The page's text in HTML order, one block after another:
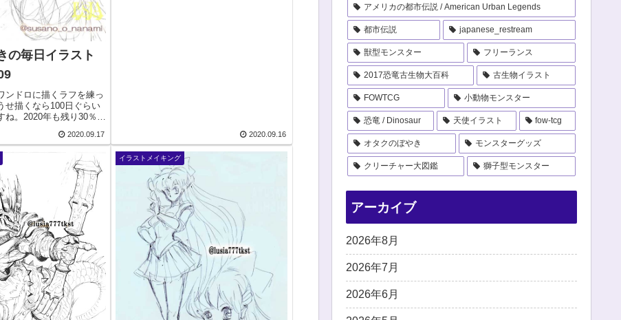
の毎日イラスト
ンドロに描くラフを練っ
せ描くなら100日ぐらい
。2020年も残り30％を
も初めてないんだけ
、まだ100日以上あり
2020.09.17 2020.09.16
イラストメイキング
アメリカの都市伝説 / American Urban Legends
都市伝説 japanese_restream
獣型モンスター フリーランス
2017恐竜古生物大百科 古生物イラスト
FOWTCG 小動物モンスター
恐竜 / Dinosaur 天使イラスト fow-tcg
オタクのぼやき モンスターグッズ
クリーチャー大図鑑 獅子型モンスター
アーカイブ
2026年8月
2026年7月
2026年6月